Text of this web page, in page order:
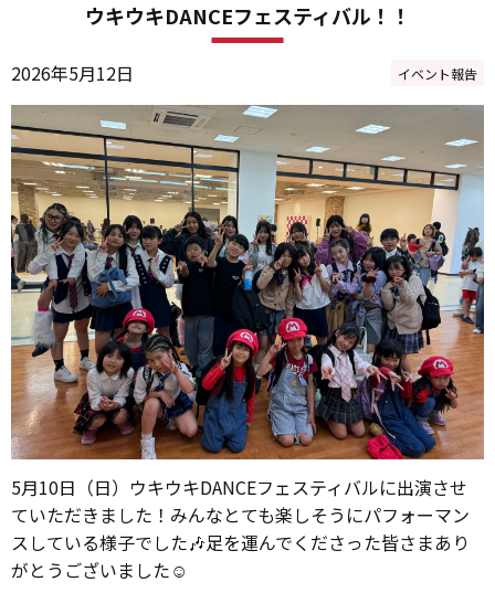
ウキウキDANCEフェスティバル！！
2026年5月12日 イベント報告
5月10日（日）ウキウキDANCEフェスティバルに出演させ
ていただきました！みんなとても楽しそうにパフォーマン
スしている様子でした🎶足を運んでくださった皆さまあり
がとうございました☺️